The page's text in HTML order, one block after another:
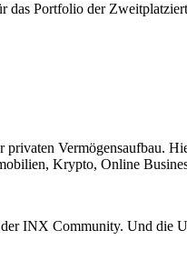
das Portfolio der
Vermögensaufbau.
Krypto, Online
INX Community. Und die